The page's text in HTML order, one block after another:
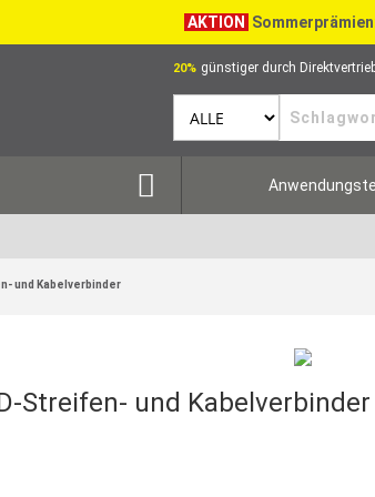
AKTION
20% günstiger durch
und Kabelverbinder
Streifen- und Kabelverbinder